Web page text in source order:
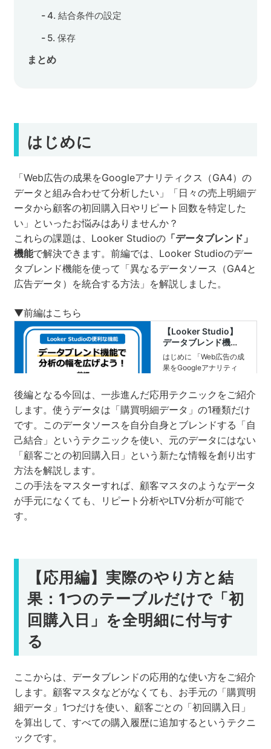
お問い合わせ
プライバシーポリシー
4. 結合条件の設定
5. 保存
まとめ
はじめに
「Web広告の成果をGoogleアナリティクス（GA4）の
データと組み合わせて分析したい」「日々の売上明細デ
ータから顧客の初回購入日やリピート回数を特定した
い」といったお悩みはありませんか？
これらの課題は、Looker Studioの「データブレンド」
機能で解決できます。前編では、Looker Studioのデー
タブレンド機能を使って「異なるデータソース（GA4と
広告データ）を統合する方法」を解説しました。
▼前編はこちら
後編となる今回は、一歩進んだ応用テクニックをご紹介
します。使うデータは「購買明細データ」の1種類だけ
です。このデータソースを自分自身とブレンドする「自
己結合」というテクニックを使い、元のデータにはない
「顧客ごとの初回購入日」という新たな情報を創り出す
方法を解説します。
この手法をマスターすれば、顧客マスタのようなデータ
が手元になくても、リピート分析やLTV分析が可能で
す。
【応用編】実際のやり方と結
果：1つのテーブルだけで「初
回購入日」を全明細に付与す
る
ここからは、データブレンドの応用的な使い方をご紹介
します。顧客マスタなどがなくても、お手元の「購買明
細データ」1つだけを使い、顧客ごとの「初回購入日」
を算出して、すべての購入履歴に追加するというテクニ
ックです。